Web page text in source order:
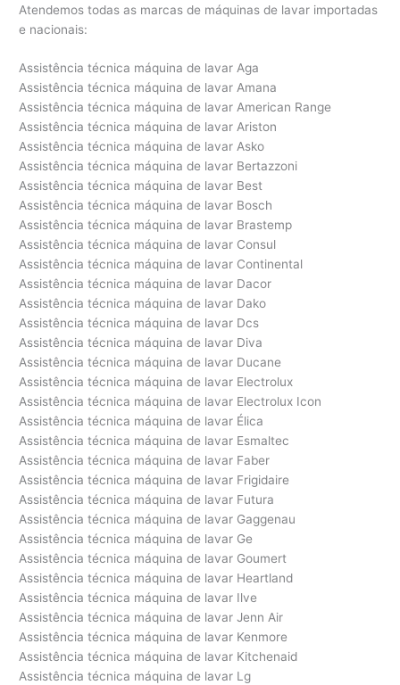
Atendemos todas as marcas de máquinas de lavar importadas
e nacionais:
Assistência técnica máquina de lavar Aga
Assistência técnica máquina de lavar Amana
Assistência técnica máquina de lavar American Range
Assistência técnica máquina de lavar Ariston
Assistência técnica máquina de lavar Asko
Assistência técnica máquina de lavar Bertazzoni
Assistência técnica máquina de lavar Best
Assistência técnica máquina de lavar Bosch
Assistência técnica máquina de lavar Brastemp
Assistência técnica máquina de lavar Consul
Assistência técnica máquina de lavar Continental
Assistência técnica máquina de lavar Dacor
Assistência técnica máquina de lavar Dako
Assistência técnica máquina de lavar Dcs
Assistência técnica máquina de lavar Diva
Assistência técnica máquina de lavar Ducane
Assistência técnica máquina de lavar Electrolux
Assistência técnica máquina de lavar Electrolux Icon
Assistência técnica máquina de lavar Élica
Assistência técnica máquina de lavar Esmaltec
Assistência técnica máquina de lavar Faber
Assistência técnica máquina de lavar Frigidaire
Assistência técnica máquina de lavar Futura
Assistência técnica máquina de lavar Gaggenau
Assistência técnica máquina de lavar Ge
Assistência técnica máquina de lavar Goumert
Assistência técnica máquina de lavar Heartland
Assistência técnica máquina de lavar Ilve
Assistência técnica máquina de lavar Jenn Air
Assistência técnica máquina de lavar Kenmore
Assistência técnica máquina de lavar Kitchenaid
Assistência técnica máquina de lavar Lg